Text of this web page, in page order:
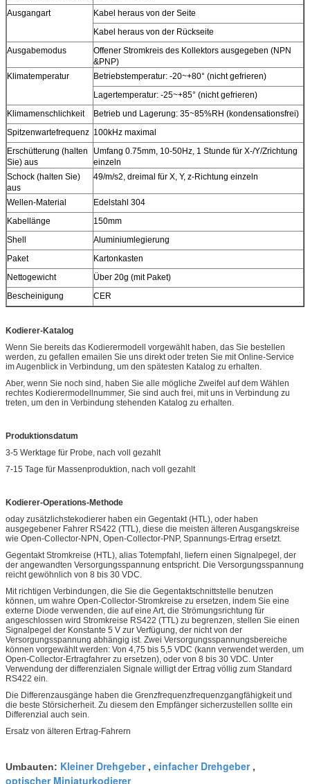
Ausgangart
Kabel heraus von der Seite
Kabel heraus von der Rückseite
Ausgabemodus
Offener Stromkreis des Kollektors ausgegeben (NPN
&PNP)
Klimatemperatur
Betriebstemperatur: -20~+80° (nicht gefrieren)
Lagertemperatur: -25~+85° (nicht gefrieren)
Klimamenschlichkeit
Betrieb und Lagerung: 35~85%RH (kondensationsfrei)
Spitzenwartefrequenz 100kHz maximal
Erschütterung (halten
Sie) aus
Umfang 0.75mm, 10-50Hz, 1 Stunde für X-/Y/Zrichtung
einzeln
Schock (halten Sie)
aus
49/m/s2, dreimal für X, Y, z-Richtung einzeln
Wellen-Material
Edelstahl 304
Kabellänge
150mm
Shell
Aluminiumlegierung
Paket
Kartonkasten
Nettogewicht
Über 20g (mit Paket)
Bescheinigung
CER
Kodierer-Katalog
Wenn Sie bereits das Kodierermodell vorgewählt haben, das Sie bestellen
werden, zu gefallen emailen Sie uns direkt oder treten Sie mit Online-Service
im Augenblick in Verbindung, um den spätesten Katalog zu erhalten.
Aber, wenn Sie noch sind, haben Sie alle mögliche Zweifel auf dem Wählen
rechtes Kodierermodellnummer, Sie sind auch frei, mit uns in Verbindung zu
treten, um den in Verbindung stehenden Katalog zu erhalten.
Produktionsdatum
3-5 Werktage für Probe, nach voll gezahlt
7-15 Tage für Massenproduktion, nach voll gezahlt
Kodierer-Operations-Methode
oday zusätzlichstekodierer haben ein Gegentakt (HTL), oder haben
ausgegebener Fahrer RS422 (TTL), diese die meisten älteren Ausgangskreise
wie Open-Collector-NPN, Open-Collector-PNP, Spannungs-Ertrag ersetzt.
Gegentakt Stromkreise (HTL), alias Totempfahl, liefern einen Signalpegel, der
der angewandten Versorgungsspannung entspricht. Die Versorgungsspannung
reicht gewöhnlich von 8 bis 30 VDC.
Mit richtigen Verbindungen, die Sie die Gegentaktschnittstelle benutzen
können, um wahre Open-Collector-Stromkreise zu ersetzen, indem Sie eine
externe Diode verwenden, die auf eine Art, die Strömungsrichtung für
angeschlossen wird Stromkreise RS422 (TTL) zu begrenzen, stellen Sie einen
Signalpegel der Konstante 5 V zur Verfügung, der nicht von der
Versorgungsspannung abhängig ist. Zwei Versorgungsspannungsbereiche
können vorgewählt werden: Von 4,75 bis 5,5 VDC (kann verwendet werden, um
Open-Collector-Ertragfahrer zu ersetzen), oder von 8 bis 30 VDC. Unter
Verwendung der differenzialen Signale willigt der Ertrag völlig zum Standard
RS422 ein.
Die Differenzausgänge haben die Grenzfrequenzfrequenzgangfähigkeit und
die beste Störsicherheit. Zu diesem den Empfänger sicherzustellen sollte ein
Differenzial auch sein.
Ersatz von älteren Ertrag-Fahrern
Umbauten: Kleiner Drehgeber, einfacher Drehgeber,
optischer Miniaturkodierer